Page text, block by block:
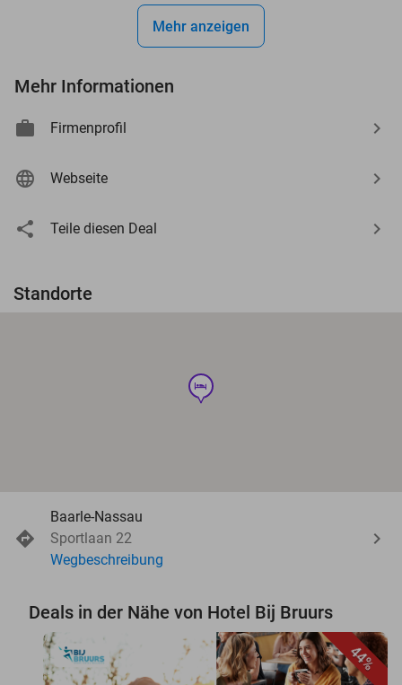
Mehr anzeigen
Mehr Informationen
Firmenprofil
Webseite
Teile diesen Deal
Standorte
hotel
Baarle-Nassau
Sportlaan 22
Wegbeschreibung
Deals in der Nähe von Hotel Bij Bruurs
44%